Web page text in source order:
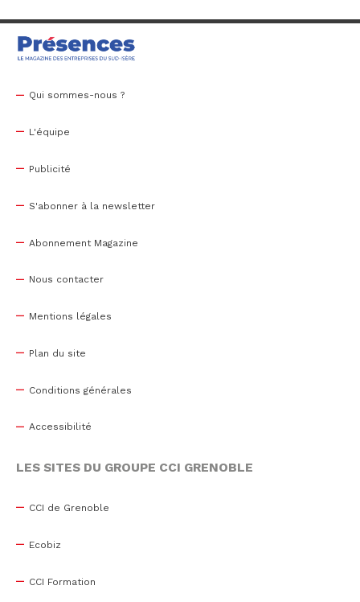
Qui sommes-nous ?
L'équipe
Publicité
S'abonner à la newsletter
Abonnement Magazine
Nous contacter
Mentions légales
Plan du site
Conditions générales
Accessibilité
LES SITES DU GROUPE CCI GRENOBLE
CCI de Grenoble
Ecobiz
CCI Formation